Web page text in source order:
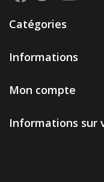
Catégories
Informations
Mon compte
Informations sur